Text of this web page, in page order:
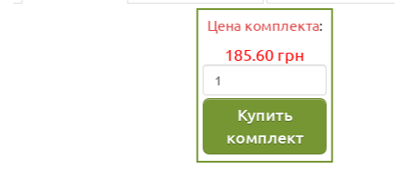
Цена комплекта:
грн
комплект